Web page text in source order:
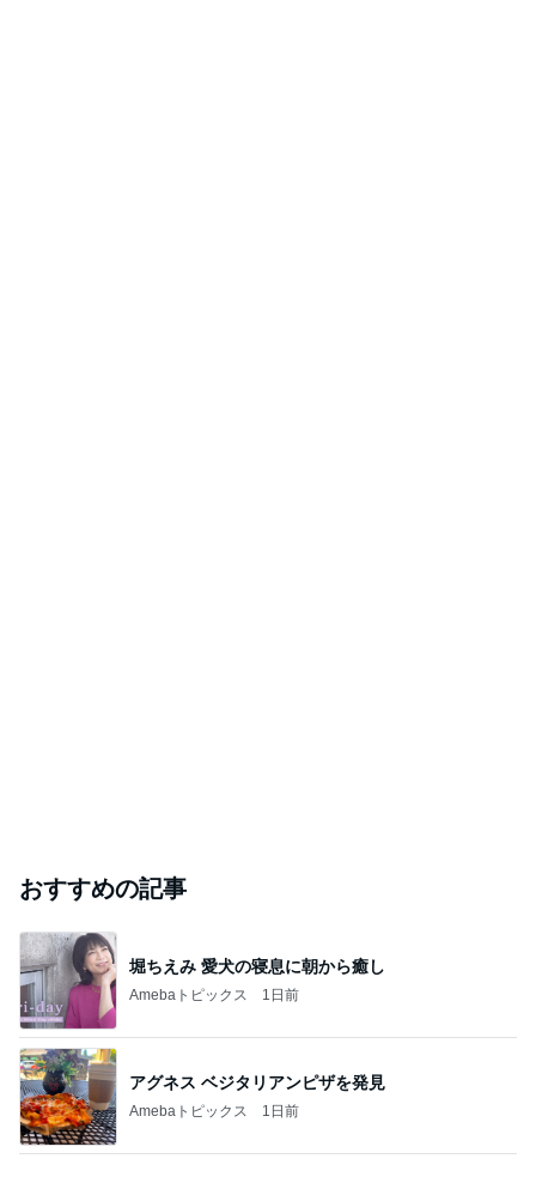
おすすめの記事
堀ちえみ 愛犬の寝息に朝から癒し
Amebaトピックス 1日前
アグネス ベジタリアンピザを発見
Amebaトピックス 1日前